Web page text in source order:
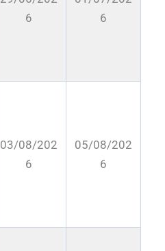
6
6
03/08/202
6
05/08/202
6